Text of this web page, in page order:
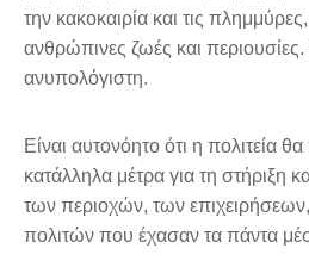
την κακοκαιρία και τις
ανθρώπινες ζωές και
ανυπολόγιστη.
Είναι αυτονόητο ότι η πολιτεία
κατάλληλα μέτρα για τη στήριξη
των περιοχών, των
πολιτών που έχασαν τα πάντα